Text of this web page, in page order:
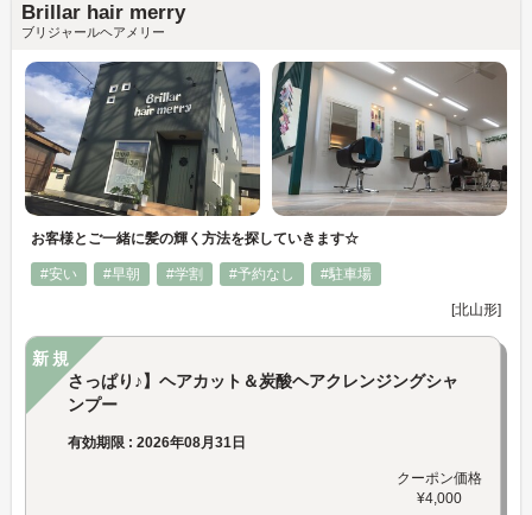
Brillar hair merry
ブリジャールヘアメリー
お客様とご一緒に髪の輝く方法を探していきます☆
#安い #早朝 #学割 #予約なし #駐車場
[北山形]
新規
さっぱり♪】ヘアカット＆炭酸ヘアクレンジングシャ
ンプー
有効期限 : 2026年08月31日
クーポン価格
¥4,000